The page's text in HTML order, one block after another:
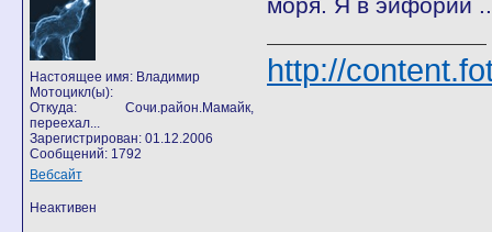
Настоящее имя: Владимир
Мотоцикл(ы):
Откуда: Сочи.район.Мамайк,
переехал...
Зарегистрирован: 01.12.2006
Сообщений: 1792
Вебсайт
http://
Неактивен